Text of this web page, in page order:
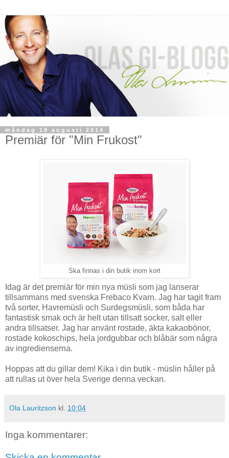
måndag 18 augusti 2014
Premiär för "Min Frukost"
Ska finnas i din butik inom kort
Idag är det premiär för min nya müsli som jag lanserar
tillsammans med svenska Frebaco Kvarn. Jag har tagit fram
två sorter, Havremüsli och Surdegsmüsli, som båda har
fantastisk smak och är helt utan tillsatt socker, salt eller
andra tillsatser. Jag har använt rostade, äkta kakaobönor,
rostade kokoschips, hela jordgubbar och blåbär som några
av ingredienserna.
Hoppas att du gillar dem! Kika i din butik - müslin håller på
att rullas ut över hela Sverige denna veckan.
Ola Lauritzson kl. 10:04
Inga kommentarer: